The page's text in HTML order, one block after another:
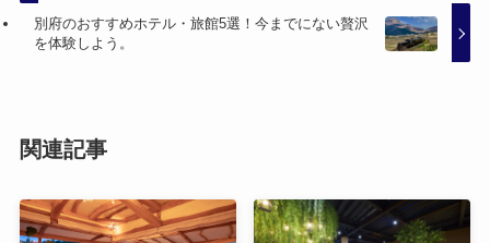
別府のおすすめホテル・旅館5選！今までにない贅沢
を体験しよう。
関連記事